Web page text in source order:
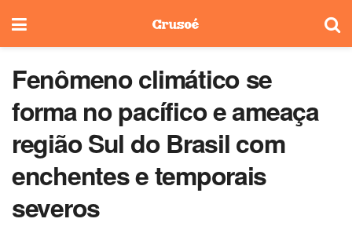
Fenômeno climático se
forma no pacífico e ameaça
região Sul do Brasil com
enchentes e temporais
severos